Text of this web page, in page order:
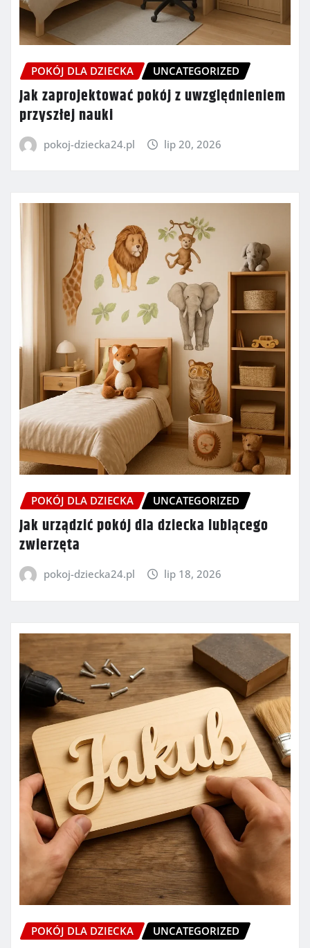
POKÓJ DLA DZIECKA UNCATEGORIZED
Jak zaprojektować pokój z uwzględnieniem
przyszłej nauki
pokoj-dziecka24.pl lip 20, 2026
POKÓJ DLA DZIECKA UNCATEGORIZED
Jak urządzić pokój dla dziecka lubiącego
zwierzęta
pokoj-dziecka24.pl lip 18, 2026
POKÓJ DLA DZIECKA UNCATEGORIZED